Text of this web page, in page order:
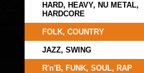
HARD, HEAVY, NU METAL,
HARDCORE
FOLK, COUNTRY
JAZZ, SWING
R'n'B, FUNK, SOUL, RAP